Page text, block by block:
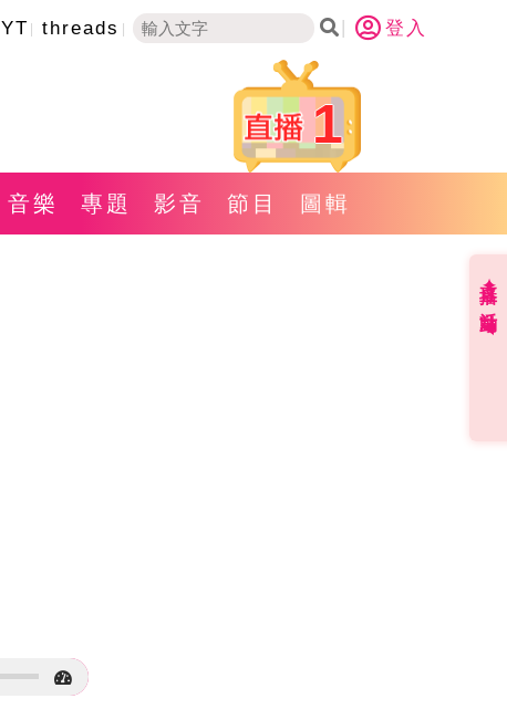
YT threads 登入
1
音樂 專題 影音 節目 圖輯
直播✦活動